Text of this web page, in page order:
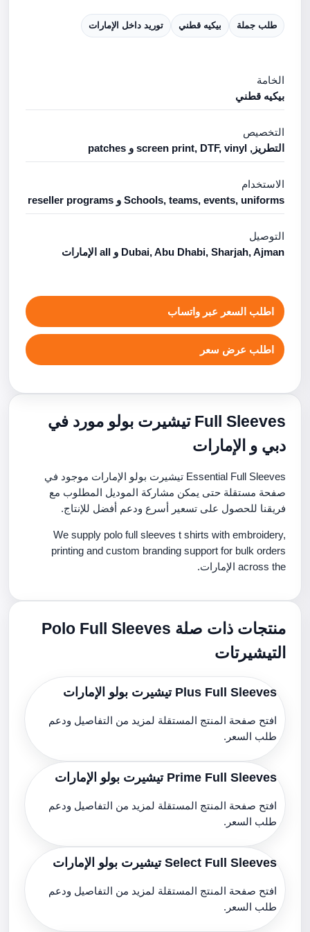
طلب جملة بيكيه قطني توريد داخل الإمارات
الخامة
بيكيه قطني
التخصيص
التطريز, screen print, DTF, vinyl و patches
الاستخدام
Schools, teams, events, uniforms و reseller programs
التوصيل
Dubai, Abu Dhabi, Sharjah, Ajman و all الإمارات
اطلب السعر عبر واتساب
اطلب عرض سعر
Full Sleeves تيشيرت بولو مورد في
دبي و الإمارات
Essential Full Sleeves تيشيرت بولو الإمارات موجود في
صفحة مستقلة حتى يمكن مشاركة الموديل المطلوب مع
فريقنا للحصول على تسعير أسرع ودعم أفضل للإنتاج.
We supply polo full sleeves t shirts with embroidery,
printing and custom branding support for bulk orders
across the الإمارات.
منتجات ذات صلة Polo Full Sleeves
التيشيرتات
Plus Full Sleeves تيشيرت بولو الإمارات
افتح صفحة المنتج المستقلة لمزيد من التفاصيل ودعم
طلب السعر.
Prime Full Sleeves تيشيرت بولو الإمارات
افتح صفحة المنتج المستقلة لمزيد من التفاصيل ودعم
طلب السعر.
Select Full Sleeves تيشيرت بولو الإمارات
افتح صفحة المنتج المستقلة لمزيد من التفاصيل ودعم
طلب السعر.